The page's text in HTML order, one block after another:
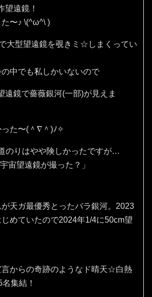
望遠鏡！
〜♪⁠ ⁠\⁠(⁠^⁠ω⁠^⁠\⁠ ⁠)
大型望遠鏡を覗きミ☆しまくってい
中でも私しかいないので
遠鏡で薔薇銀河(一部)が見えま
った〜(⁠＾⁠∇⁠＾⁠)⁠ﾉ⁠✧⁠
のりはやや険しかったですが…
宙望遠鏡が撮った？」
が天ガ最優秀とったバラ銀河。2023
めていたので2024年1/4に50cm望
言からの奇跡のようなド晴天☆白熱
集結！